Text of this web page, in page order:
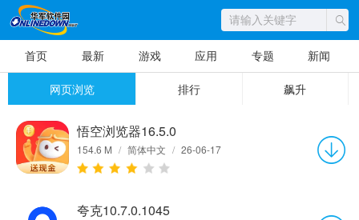
首页 最新 游戏 应用 专题 新闻
网页浏览 排行 飙升
悟空浏览器16.5.0
154.6 M / 简体中文 / 26-06-17
夸克10.7.0.1045